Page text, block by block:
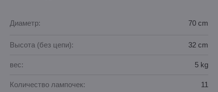
Диаметр: 70 cm
Высота (без цепи): 32 cm
вес: 5 kg
Количество лампочек: 11